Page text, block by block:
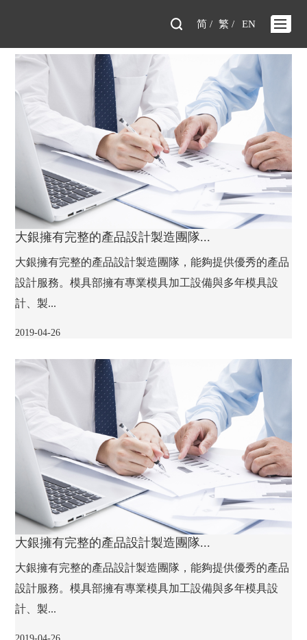
简 / 繁 / EN
大銀擁有完整的產品設計製造團隊...
大銀擁有完整的產品設計製造團隊，能夠提供優秀的產品
設計服務。模具部擁有專業模具加工設備與多年模具設
計、製...
2019-04-26
大銀擁有完整的產品設計製造團隊...
大銀擁有完整的產品設計製造團隊，能夠提供優秀的產品
設計服務。模具部擁有專業模具加工設備與多年模具設
計、製...